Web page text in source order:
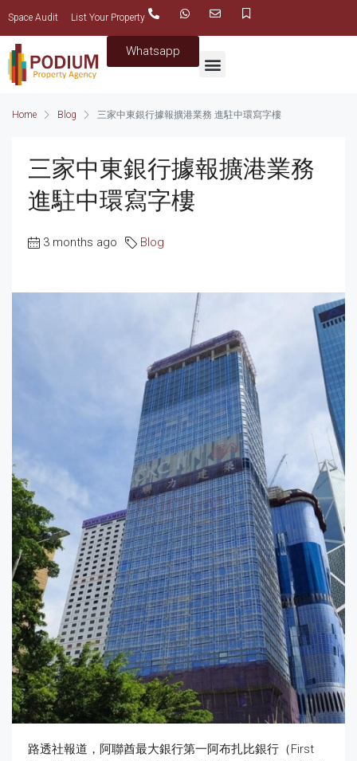
Space Audit List Your Property
Whatsapp
Home Blog 三家中東銀行據報擴港業務 進駐中環寫字樓
三家中東銀行據報擴港業務
進駐中環寫字樓
3 months ago Blog
路透社報道，阿聯酋最大銀行第一阿布扎比銀行（First